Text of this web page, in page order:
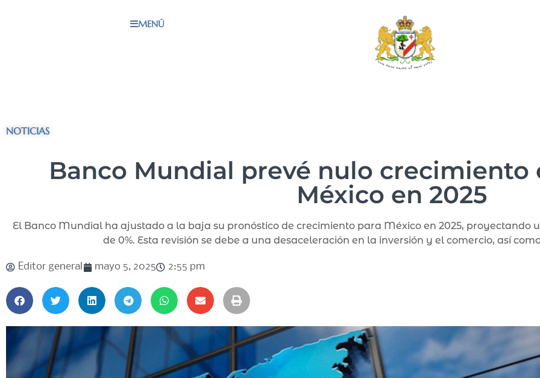
MENÚ
NOTICIAS
Banco Mundial prevé nulo crecimiento
México en 2025
El Banco Mundial ha ajustado a la baja su pronóstico de crecimiento para México en 2025, proyectando
de 0%. Esta revisión se debe a una desaceleración en la inversión y el comercio, así
Editor general mayo 5, 2025 2:55 pm